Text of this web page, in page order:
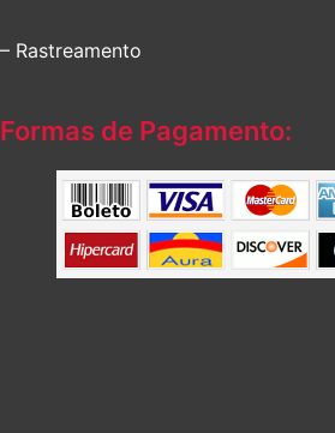
– Rastreamento
Formas de Pagamento: